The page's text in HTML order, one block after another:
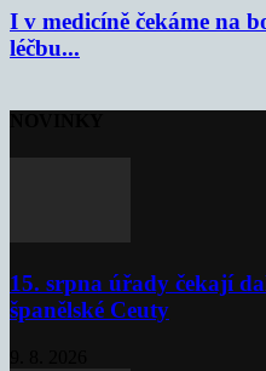
I v medicíně čekáme na
léčbu...
15. srpna úřady čekají
španělské Ceuty